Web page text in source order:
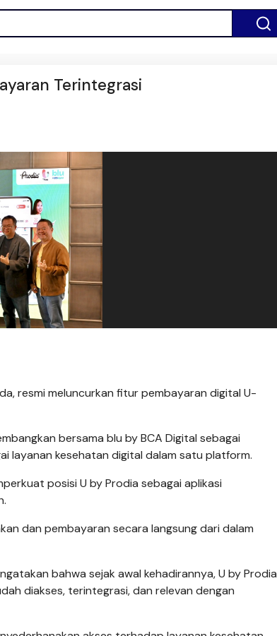
Terintegrasi
resmi meluncurkan fitur pembayaran digital U-
bersama blu by BCA Digital sebagai
layanan kesehatan digital dalam satu platform.
posisi U by Prodia sebagai aplikasi
dan pembayaran secara langsung dari dalam
bahwa sejak awal kehadirannya, U by Prodia
diakses, terintegrasi, dan relevan dengan